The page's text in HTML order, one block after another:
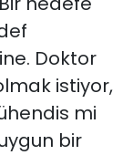
Doktor
istiyor,
mi
bir